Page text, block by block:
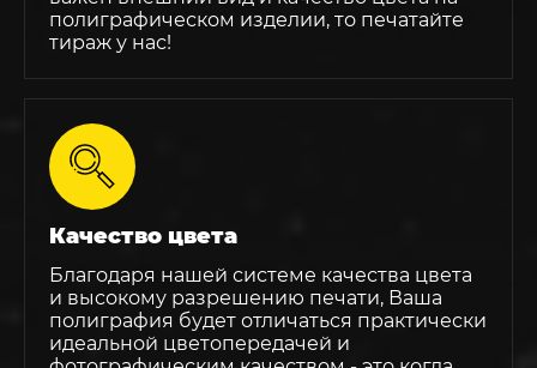
полиграфическом изделии, то печатайте
тираж у нас!
Качество цвета
Благодаря нашей системе качества цвета
и высокому разрешению печати, Ваша
полиграфия будет отличаться практически
идеальной цветопередачей и